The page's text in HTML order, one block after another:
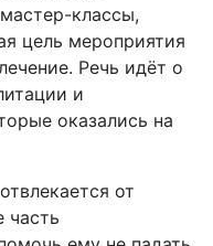
классы,
цель мероприятия
Речь идёт о
и
оказались на
от
часть